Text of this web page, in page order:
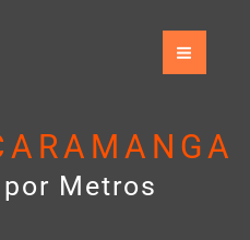
Metros